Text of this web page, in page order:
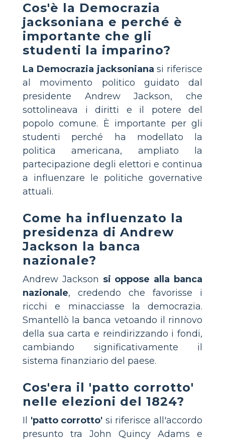
Cos'è la Democrazia
jacksoniana e perché è
importante che gli
studenti la imparino?
La Democrazia jacksoniana si riferisce
al movimento politico guidato dal
presidente Andrew Jackson, che
sottolineava i diritti e il potere del
popolo comune. È importante per gli
studenti perché ha modellato la
politica americana, ampliato la
partecipazione degli elettori e continua
a influenzare le politiche governative
attuali.
Come ha influenzato la
presidenza di Andrew
Jackson la banca
nazionale?
Andrew Jackson si oppose alla banca
nazionale, credendo che favorisse i
ricchi e minacciasse la democrazia.
Smantellò la banca vetoando il rinnovo
della sua carta e reindirizzando i fondi,
cambiando significativamente il
sistema finanziario del paese.
Cos'era il 'patto corrotto'
nelle elezioni del 1824?
Il 'patto corrotto' si riferisce all'accordo
presunto tra John Quincy Adams e